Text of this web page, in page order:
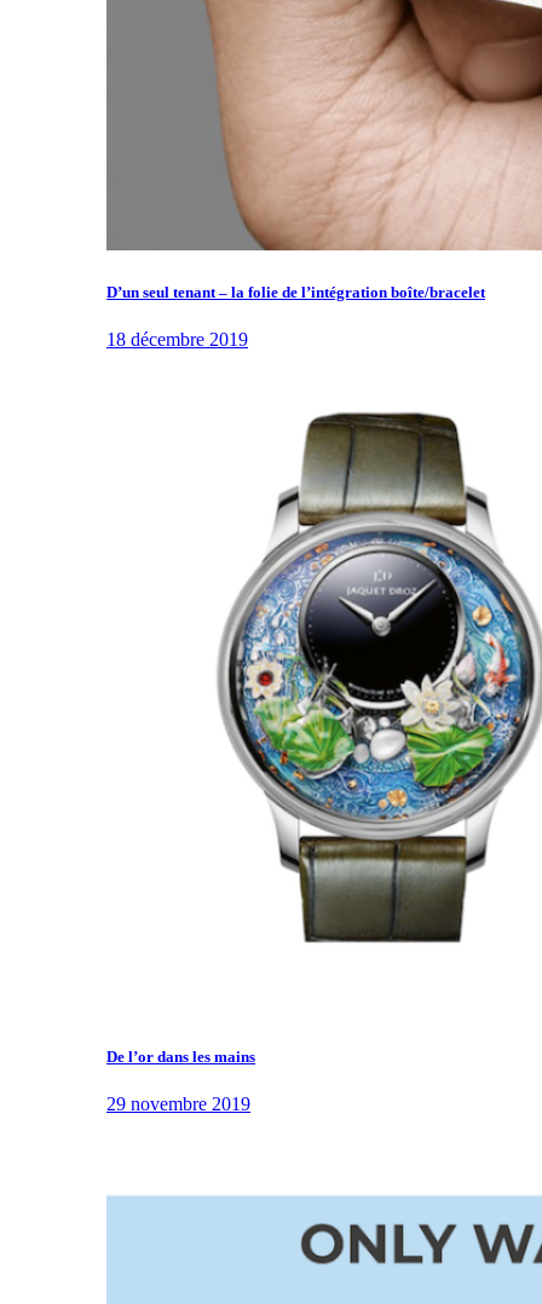
D’un seul tenant – la folie de l’intégration boîte/bracelet
18 décembre 2019
De l’or dans les mains
29 novembre 2019